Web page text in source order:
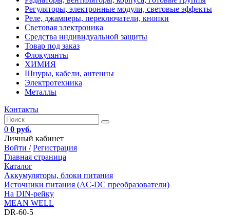
Регуляторы, электронные модули, световые эффекты
Реле, джамперы, переключатели, кнопки
Световая электроника
Средства индивидуальной защиты
Товар под заказ
Флокулянты
ХИМИЯ
Шнуры, кабели, антенны
Электротехника
Металлы
Контакты
0 0 руб.
Личный кабинет
Войти / Регистрация
Главная страница
Каталог
Аккумуляторы, блоки питания
Источники питания (AC-DC преобразователи)
На DIN-рейку
MEAN WELL
DR-60-5